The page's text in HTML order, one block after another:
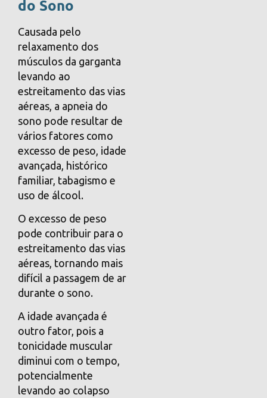
do Sono
Causada pelo
relaxamento dos
músculos da garganta
levando ao
estreitamento das vias
aéreas, a apneia do
sono pode resultar de
vários fatores como
excesso de peso, idade
avançada, histórico
familiar, tabagismo e
uso de álcool.
O excesso de peso
pode contribuir para o
estreitamento das vias
aéreas, tornando mais
difícil a passagem de ar
durante o sono.
A idade avançada é
outro fator, pois a
tonicidade muscular
diminui com o tempo,
potencialmente
levando ao colapso